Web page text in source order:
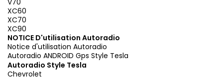
V70
XC60
XC70
XC90
NOTICE D'utilisation Autoradio
Notice d'utilisation Autoradio
Autoradio ANDROID Gps Style Tesla
Autoradio Style Tesla
Chevrolet